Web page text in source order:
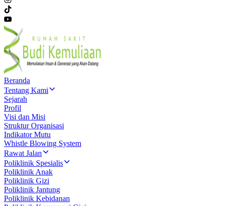
Beranda
Tentang Kami
Sejarah
Profil
Visi dan Misi
Struktur Organisasi
Indikator Mutu
Whistle Blowing System
Rawat Jalan
Poliklinik Spesialis
Poliklinik Anak
Poliklinik Gizi
Poliklinik Jantung
Poliklinik Kebidanan